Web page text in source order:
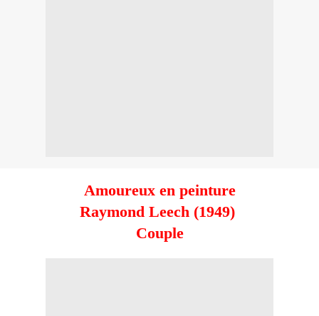
Amoureux en peinture
Raymond Leech (1949)
Couple